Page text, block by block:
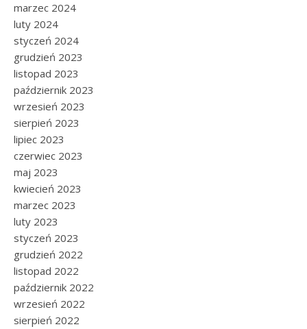
marzec 2024
luty 2024
styczeń 2024
grudzień 2023
listopad 2023
październik 2023
wrzesień 2023
sierpień 2023
lipiec 2023
czerwiec 2023
maj 2023
kwiecień 2023
marzec 2023
luty 2023
styczeń 2023
grudzień 2022
listopad 2022
październik 2022
wrzesień 2022
sierpień 2022